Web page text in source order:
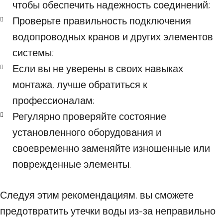
чтобы обеспечить надежность соединений;
Проверьте правильность подключения
водопроводных кранов и других элементов
системы;
Если вы не уверены в своих навыках
монтажа, лучше обратиться к
профессионалам;
Регулярно проверяйте состояние
установленного оборудования и
своевременно заменяйте изношенные или
поврежденные элементы.
Следуя этим рекомендациям, вы сможете
предотвратить утечки воды из-за неправильно